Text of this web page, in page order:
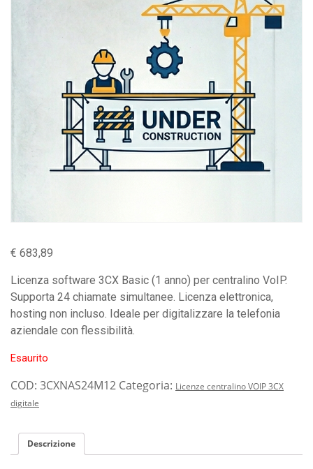
€ 683,89
Licenza software 3CX Basic (1 anno) per centralino VoIP.
Supporta 24 chiamate simultanee. Licenza elettronica,
hosting non incluso. Ideale per digitalizzare la telefonia
aziendale con flessibilità.
Esaurito
COD: 3CXNAS24M12 Categoria: Licenze centralino VOIP 3CX
digitale
Descrizione